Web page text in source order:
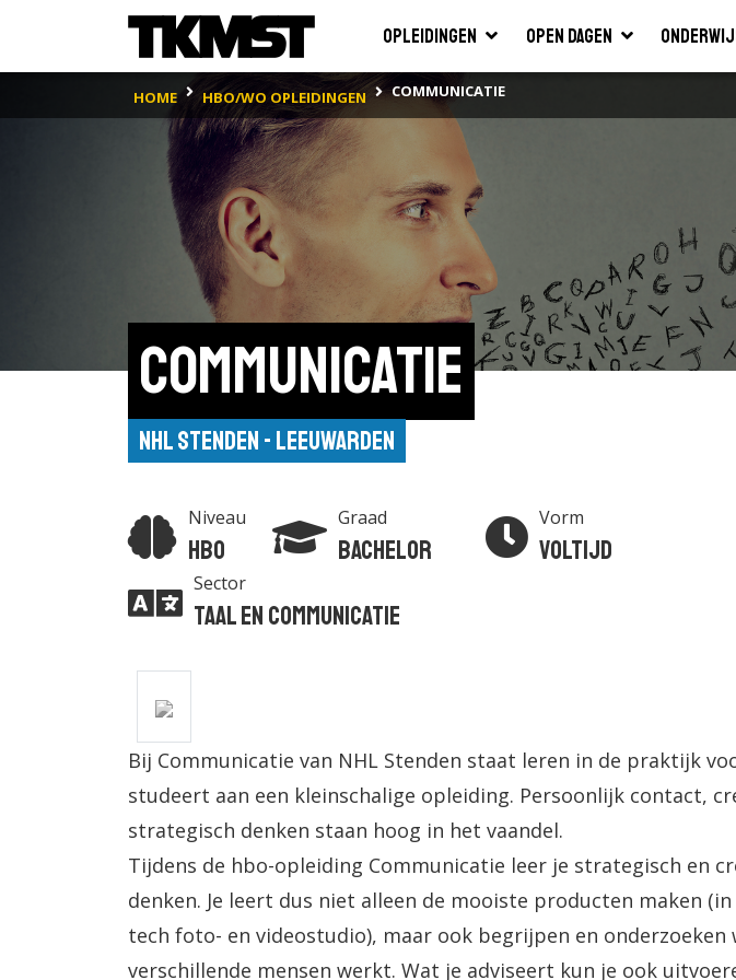
Opleidingen Open dagen
HOME HBO/WO OPLEIDINGEN COMMUNICATIE
Communicatie
NHL Stenden - Leeuwarden
Niveau
Hbo
Graad
Bachelor
Vorm
Voltijd
Sector
Taal en Communicatie
Bij Communicatie van NHL Stenden staat leren in de praktijk
studeert aan een kleinschalige opleiding. Persoonlijk contact,
strategisch denken staan hoog in het vaandel.
Tijdens de hbo-opleiding Communicatie leer je strategisch en
denken. Je leert dus niet alleen de mooiste producten maken
tech foto- en videostudio), maar ook begrijpen en onderzoeken
verschillende mensen werkt. Wat je adviseert kun je ook